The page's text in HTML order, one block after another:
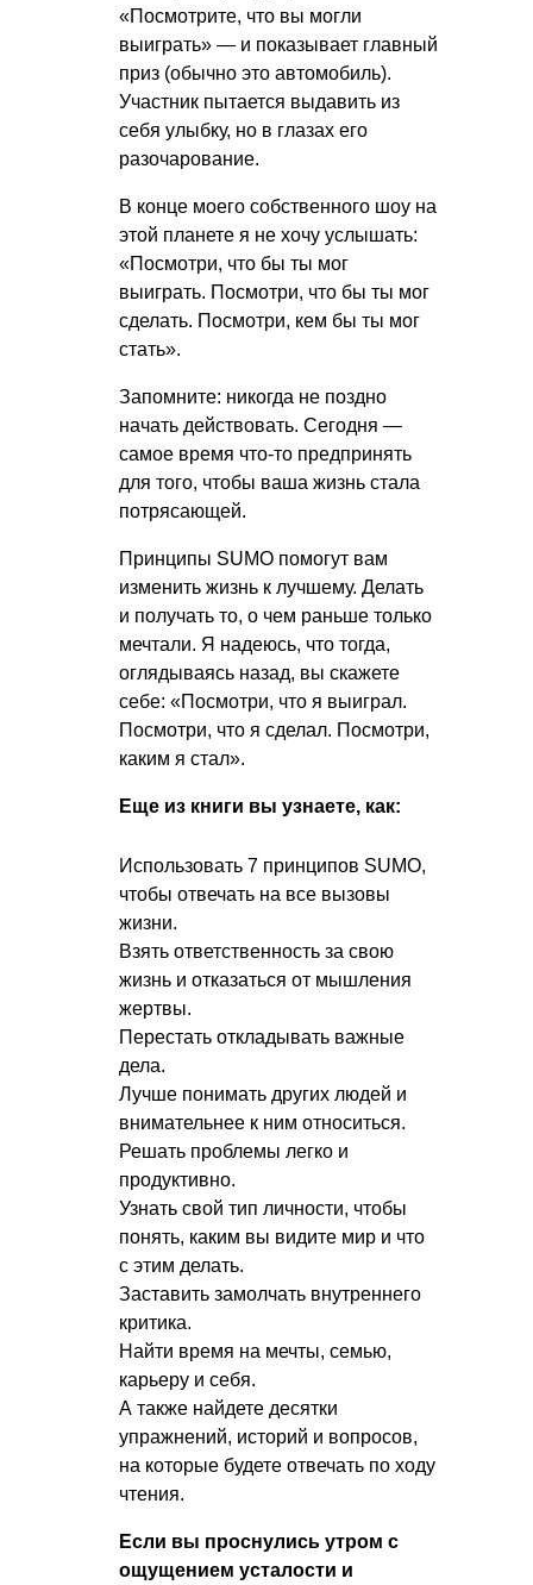
«Посмотрите, что вы могли
выиграть» — и показывает главный
приз (обычно это автомобиль).
Участник пытается выдавить из
себя улыбку, но в глазах его
разочарование.
В конце моего собственного шоу на
этой планете я не хочу услышать:
«Посмотри, что бы ты мог
выиграть. Посмотри, что бы ты мог
сделать. Посмотри, кем бы ты мог
стать».
Запомните: никогда не поздно
начать действовать. Сегодня —
самое время что-то предпринять
для того, чтобы ваша жизнь стала
потрясающей.
Принципы SUMO помогут вам
изменить жизнь к лучшему. Делать
и получать то, о чем раньше только
мечтали. Я надеюсь, что тогда,
оглядываясь назад, вы скажете
себе: «Посмотри, что я выиграл.
Посмотри, что я сделал. Посмотри,
каким я стал».
Еще из книги вы узнаете, как:
Использовать 7 принципов SUMO,
чтобы отвечать на все вызовы
жизни.
Взять ответственность за свою
жизнь и отказаться от мышления
жертвы.
Перестать откладывать важные
дела.
Лучше понимать других людей и
внимательнее к ним относиться.
Решать проблемы легко и
продуктивно.
Узнать свой тип личности, чтобы
понять, каким вы видите мир и что
с этим делать.
Заставить замолчать внутреннего
критика.
Найти время на мечты, семью,
карьеру и себя.
А также найдете десятки
упражнений, историй и вопросов,
на которые будете отвечать по ходу
чтения.
Если вы проснулись утром с
ощущением усталости и